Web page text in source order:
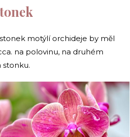
motýlí orchideje by měl
na polovinu, na druhém